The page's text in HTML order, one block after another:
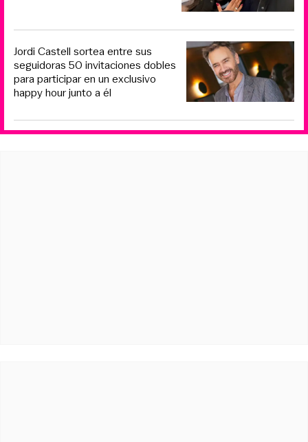
Jordi Castell sortea entre sus
seguidoras 50 invitaciones dobles
para participar en un exclusivo
happy hour junto a él